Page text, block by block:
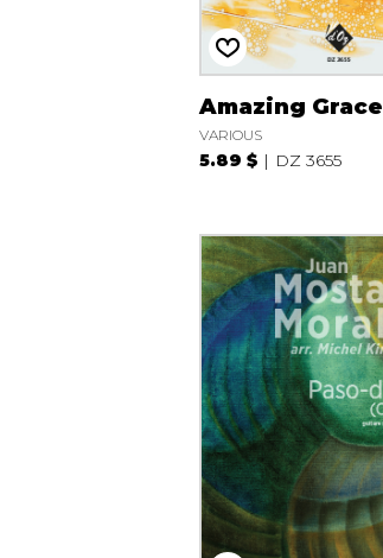
Amazing Grace
VARIOUS
5.89 $ DZ 3655